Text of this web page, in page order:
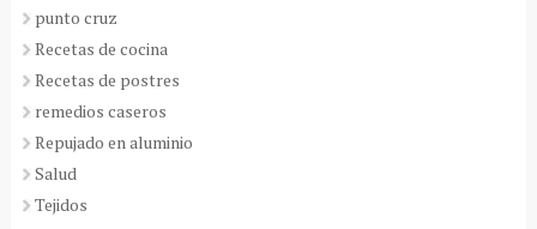
punto cruz
Recetas de cocina
Recetas de postres
remedios caseros
Repujado en aluminio
Salud
Tejidos